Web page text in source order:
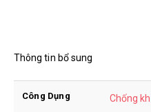
Thông tin bổ sung
Công Dụng Chống